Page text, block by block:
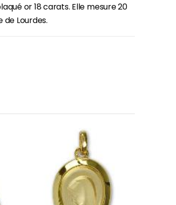
or 18 carats. Elle mesure 20
Lourdes.